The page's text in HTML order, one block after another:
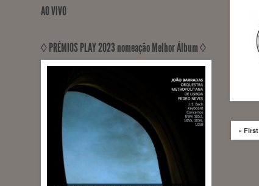
AO VIVO
◊ PRÉMIOS PLAY 2023 nomeação Melhor Álbum ◊
« First